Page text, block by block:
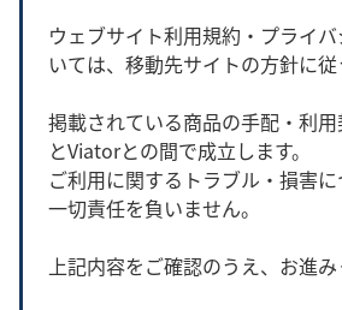
ウェブサイト利用規約・プライ
いては、移動先サイトの方針に従
掲載されている商品の手配・利
とViatorとの間で成立します。
ご利用に関するトラブル・損害
一切責任を負いません。
上記内容をご確認のうえ、お進み